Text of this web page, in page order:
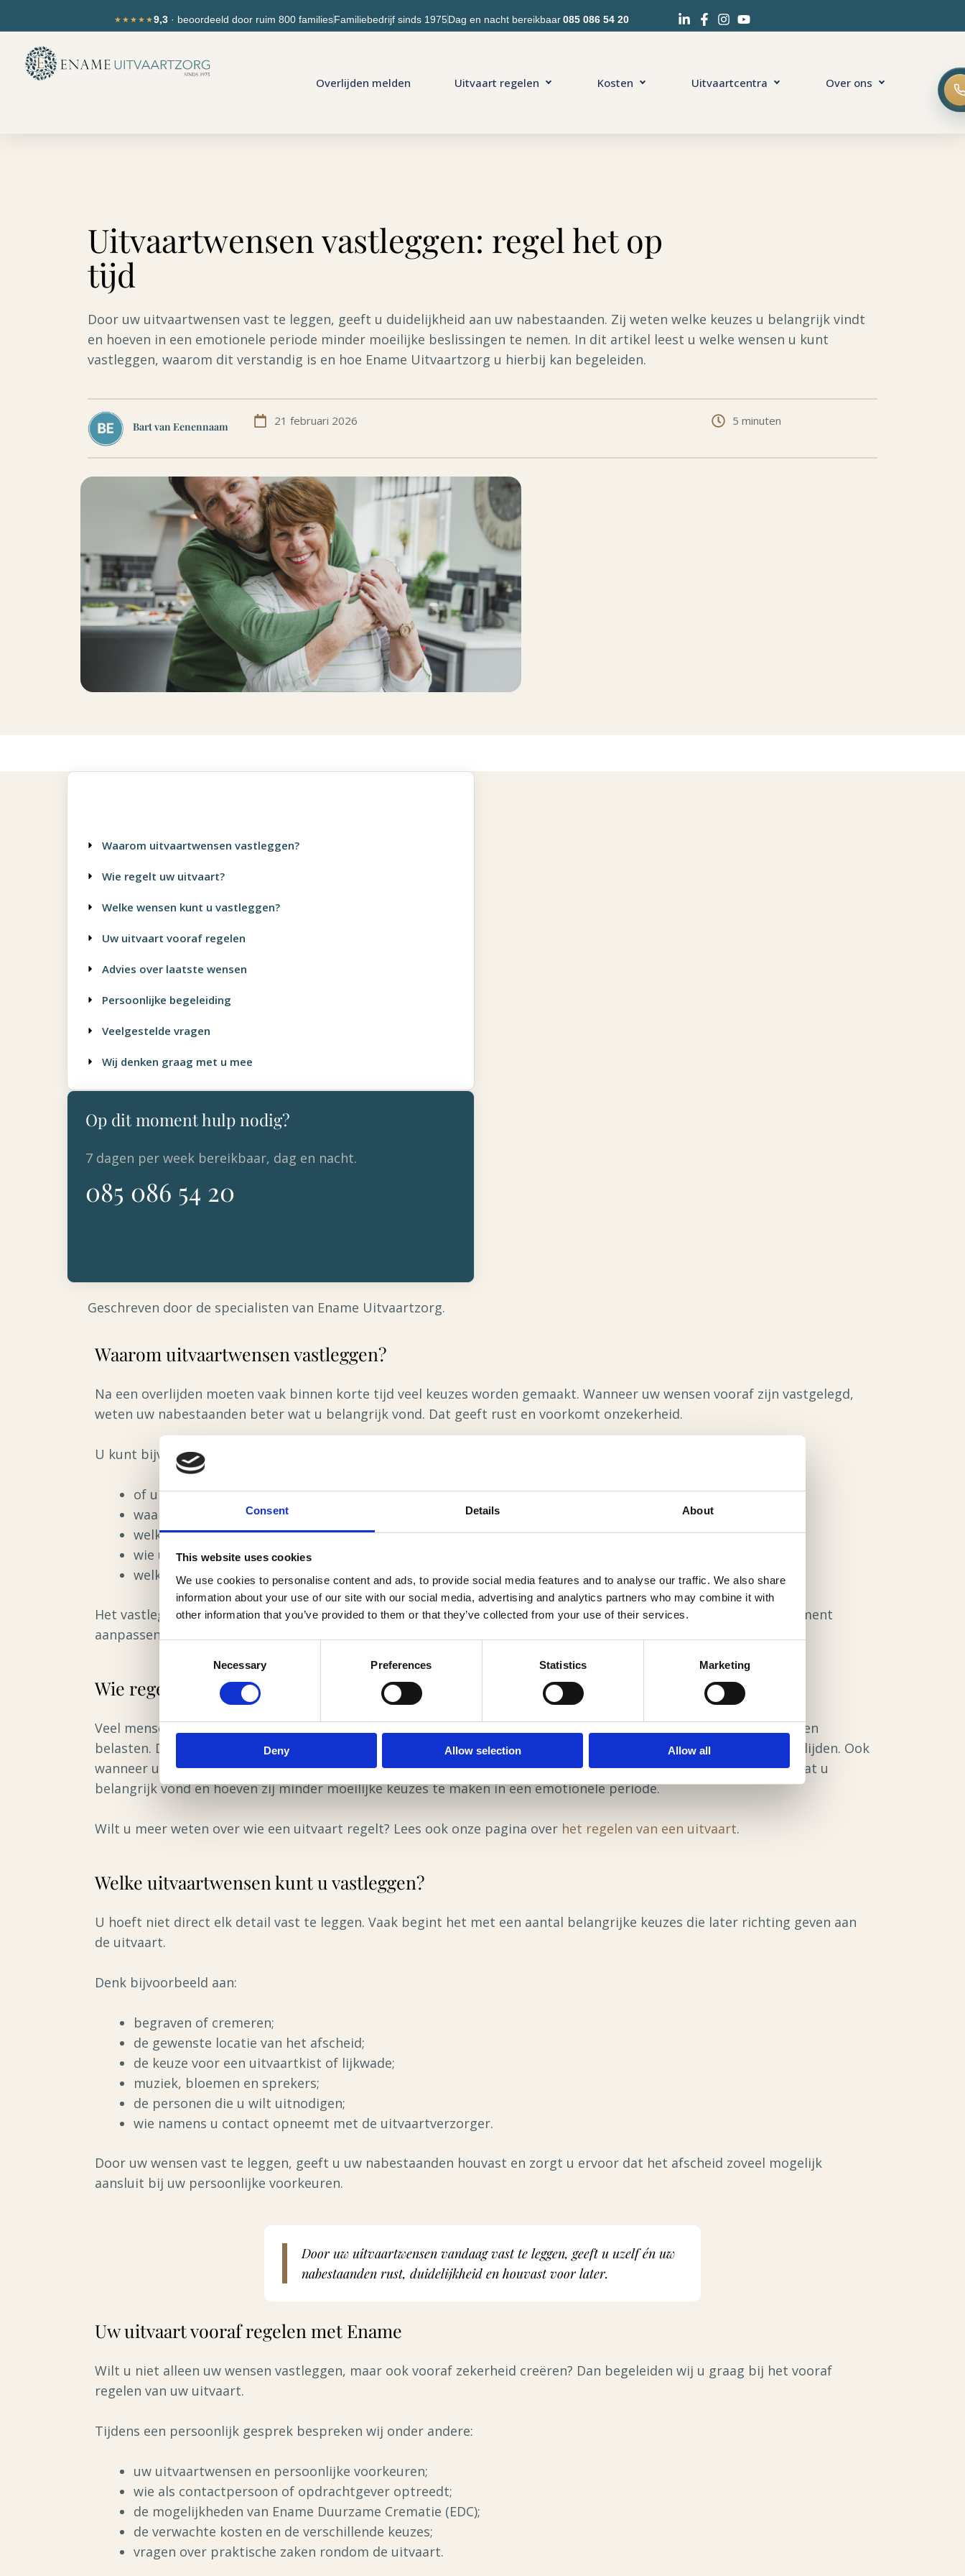
Consent Details About
This website uses cookies
We use cookies to personalise content and ads, to provide social media features and to analyse our traffic. We also share
information about your use of our site with our social media, advertising and analytics partners who may combine it with
other information that you’ve provided to them or that they’ve collected from your use of their services.
Necessary Preferences Statistics Marketing
Deny Allow selection Allow all
inhoud
naar
inhoud
★★★★★9,3· beoordeeld door ruim 800 familiesFamiliebedrijf sinds 1975Dag en nacht bereikbaar 085 086 54 20
Overlijden melden Uitvaart regelen Kosten Uitvaartcentra Over ons
Uitvaartwensen vastleggen: regel het op
tijd
Door uw uitvaartwensen vast te leggen, geeft u duidelijkheid aan uw nabestaanden. Zij weten welke keuzes u belangrijk vindt
en hoeven in een emotionele periode minder moeilijke beslissingen te nemen. In dit artikel leest u welke wensen u kunt
vastleggen, waarom dit verstandig is en hoe Ename Uitvaartzorg u hierbij kan begeleiden.
Bart van Eenennaam 21 februari 2026 5 minuten
Geschreven door de specialisten van Ename Uitvaartzorg.
Waarom uitvaartwensen vastleggen?
Na een overlijden moeten vaak binnen korte tijd veel keuzes worden gemaakt. Wanneer uw wensen vooraf zijn vastgelegd,
weten uw nabestaanden beter wat u belangrijk vond. Dat geeft rust en voorkomt onzekerheid.
U kunt bijvoorbeeld vastleggen:
of u begraven of gecremeerd wilt worden;
waar het afscheid plaatsvindt;
welke sfeer en invulling u wenst;
wie uw contactpersoon of opdrachtgever is;
welke persoonlijke wensen u heeft voor de uitvaart.
Het vastleggen van uw uitvaartwensen betekent niet dat alles definitief vaststaat. U kunt uw wensen op ieder moment
aanpassen wanneer uw situatie verandert.
Wie regelt uw uitvaart als u er niet meer bent?
Veel mensen vragen zich af wie de uitvaart regelt wanneer zij alleen wonen, geen kinderen hebben of niemand willen
belasten. Door vooraf een contactpersoon of opdrachtgever aan te wijzen, voorkomt u onduidelijkheid na uw overlijden. Ook
wanneer u wel familie heeft, is het verstandig om uw wensen vast te leggen. Zo weten uw nabestaanden precies wat u
belangrijk vond en hoeven zij minder moeilijke keuzes te maken in een emotionele periode.
Wilt u meer weten over wie een uitvaart regelt? Lees ook onze pagina over het regelen van een uitvaart.
Welke uitvaartwensen kunt u vastleggen?
U hoeft niet direct elk detail vast te leggen. Vaak begint het met een aantal belangrijke keuzes die later richting geven aan
de uitvaart.
Denk bijvoorbeeld aan:
begraven of cremeren;
de gewenste locatie van het afscheid;
de keuze voor een uitvaartkist of lijkwade;
muziek, bloemen en sprekers;
de personen die u wilt uitnodigen;
wie namens u contact opneemt met de uitvaartverzorger.
Door uw wensen vast te leggen, geeft u uw nabestaanden houvast en zorgt u ervoor dat het afscheid zoveel mogelijk
aansluit bij uw persoonlijke voorkeuren.
Door uw uitvaartwensen vandaag vast te leggen, geeft u uzelf én uw
nabestaanden rust, duidelijkheid en houvast voor later.
Uw uitvaart vooraf regelen met Ename
Wilt u niet alleen uw wensen vastleggen, maar ook vooraf zekerheid creëren? Dan begeleiden wij u graag bij het vooraf
regelen van uw uitvaart.
Tijdens een persoonlijk gesprek bespreken wij onder andere:
uw uitvaartwensen en persoonlijke voorkeuren;
wie als contactpersoon of opdrachtgever optreedt;
de mogelijkheden van Ename Duurzame Crematie (EDC);
de verwachte kosten en de verschillende keuzes;
vragen over praktische zaken rondom de uitvaart.
Waarom uitvaartwensen vastleggen?
Wie regelt uw uitvaart?
Welke wensen kunt u vastleggen?
Uw uitvaart vooraf regelen
Advies over laatste wensen
Persoonlijke begeleiding
Veelgestelde vragen
Wij denken graag met u mee
Op dit moment hulp nodig?
7 dagen per week bereikbaar, dag en nacht.
085 086 54 20